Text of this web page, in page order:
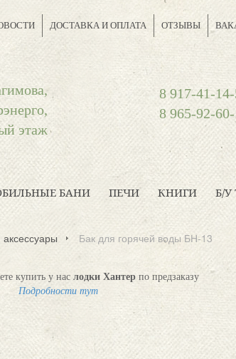
ДОСТАВКА И ОПЛАТА ОТЗЫВЫ
этаж
8 917-41-
8 965-92-
БАНИ ПЕЧИ КНИГИ Б/У
Бак для горячей воды БН-13
купить у нас лодки Хантер по предзаказу
Подробности тут